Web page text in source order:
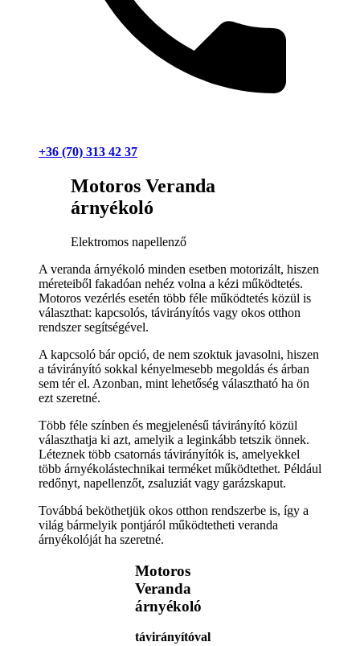
+36 (70) 313 42 37
Motoros Veranda
árnyékoló
Elektromos napellenző
A veranda árnyékoló minden esetben motorizált, hiszen
méreteiből fakadóan nehéz volna a kézi működtetés.
Motoros vezérlés esetén több féle működtetés közül is
választhat: kapcsolós, távirányítós vagy okos otthon
rendszer segítségével.
A kapcsoló bár opció, de nem szoktuk javasolni, hiszen
a távirányító sokkal kényelmesebb megoldás és árban
sem tér el. Azonban, mint lehetőség választható ha ön
ezt szeretné.
Több féle színben és megjelenésű távirányító közül
választhatja ki azt, amelyik a leginkább tetszik önnek.
Léteznek több csatornás távirányítók is, amelyekkel
több árnyékolástechnikai terméket működtethet. Például
redőnyt, napellenzőt, zsaluziát vagy garázskaput.
Továbbá beköthetjük okos otthon rendszerbe is, így a
világ bármelyik pontjáról működtetheti veranda
árnyékolóját ha szeretné.
Motoros
Veranda
árnyékoló
távirányítóval